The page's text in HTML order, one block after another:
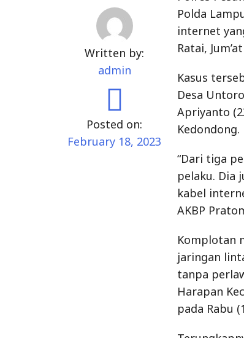
Posted on:
February 18, 2023
Kedondong.
“Dari tiga
pelaku.
kabel
AKBP
Komplotan
jaringan
tanpa
Harapan
pada Rabu
dari pihak
“Pelaku
dengan